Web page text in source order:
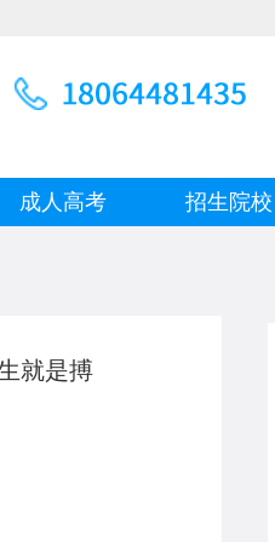
成人高考 招生院校
就是搏